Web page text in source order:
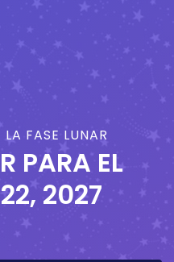
FASE LUNAR
PARA EL
2027